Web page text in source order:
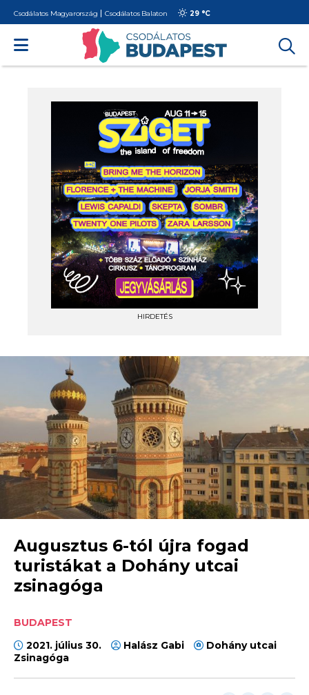
Csodálatos Magyarország Csodálatos Balaton 29 °C
HIRDETÉS
Augusztus 6-tól újra fogad
turistákat a Dohány utcai
zsinagóga
BUDAPEST
2021. július 30.
Halász Gabi
Dohány utcai
Zsinagóga